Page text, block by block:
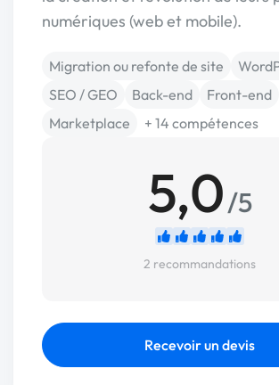
numériques (web et mobile).
Migration ou refonte de site
SEO / GEO
Back-end
Front-end
Marketplace
+ 14 compétences
5,0/5
2 recommandations
Recevoir un devis